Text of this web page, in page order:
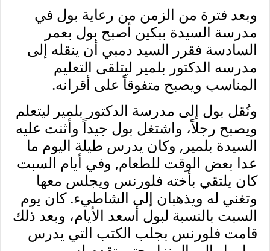
وبعد فترة من الزمن من رعاية بول في
مدرسة السيدة ببكين أصبح بول بعمر
السادسة فقرر السيد دمبي أن ينقله إلى
مدرسه الدكتور بلمير ليتلقى التعليم
المناسب ويصبح متفوقاً على أقرانه.
ونُقل بول إلى مدرسة الدكتور بلمير ليتعلم
ويصبح رجلاً، واشتغل بول جيداً وأثنت عليه
السيدة بلمير, وكان يدرس طيلة اليوم ما
عدا بعض الوقت للطعام, وفي أيام السبت
كان يلتقي بأخته فلورنس ويجلس معها
وتغني له ويذهبان إلى الشاطيء. كان يوم
السبت بالنسبة لبول أسعد الأيام، وبعد ذلك
قامت فلورنس بجلب الكتب التي يدرس